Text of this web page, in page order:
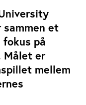
et
på
er
mellem